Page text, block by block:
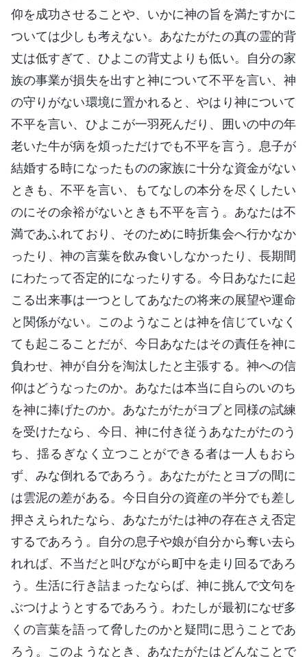
仰を成功させることや、いかに神の旨を満たすかに
ついては少しも考えない。あなたがたの真の霊的背
丈は低すぎて、ひよこの背丈よりも低い。自分の家
族の事業が損失を出すと神について不平を言い、神
の守りがない環境に置かれると、やはり神について
不平を言い、ひよこが一羽死んだり、囲いの中の年
老いた牛が病を煩っただけでも不平を言う。息子が
結婚する時になったものの家族に十分な資金がない
ときも、不平を言い、もてなしの本分を尽くしたい
のにその余裕がないときも不平を言う。あなたは不
満であふれており、そのために時折集会へ行かなか
ったり、神の言葉を飲み食いしなかったり、長期間
にわたって否定的になったりする。今日あなたに起
こる出来事は一つとしてあなたの将来の展望や運命
と関係がない。このようなことは神を信じていなく
ても起こることだが、今日あなたはその責任を神に
負わせ、神が自分を淘汰したと主張する。神への信
仰はどうなったのか。あなたは本当に自らのいのち
を神に捧げたのか。あなたがたがヨブと同様の試練
を受けたなら、今日、神に付き従うあなたがたのう
ち、揺るぎなく立つことができる者は一人もおら
ず、みな倒れるであろう。あなたがたとヨブの間に
は雲泥の差がある。今日自分の資産の半分でも差し
押さえられたなら、あなたがたは神の存在さえ否定
するであろう。自分の息子や娘が自分から奪い去ら
れれば、不当だと叫びながら町中を走り回るであろ
う。生活に行き詰まったならば、神に挑んで文句を
ぶつけようとするであろう。わたしが最初になぜ多
くの言葉を語って脅したのかと疑問に思うことであ
ろう。このようなとき、あなたがたはどんなことで